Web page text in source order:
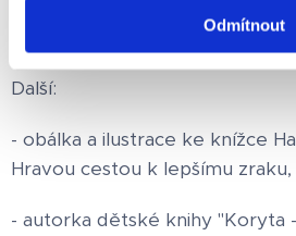
Odmítnout
Trénování paměti a
Další:
- obálka a ilustrace ke knížce
Hravou cestou k lepšímu zraku,
- autorka dětské knihy "Koryta